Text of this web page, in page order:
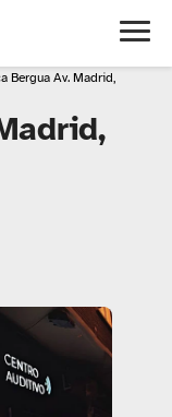
Bergua Av. Madrid,